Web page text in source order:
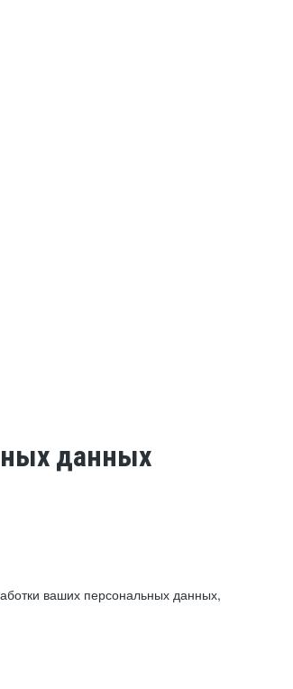
данных
ваших персональных данных,